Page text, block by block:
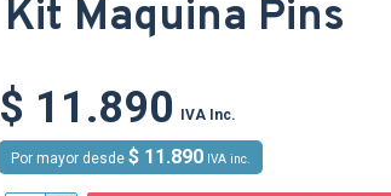
Kit Maquina Pins
$ 11.890 IVA Inc.
Por mayor desde $ 11.890 IVA inc.